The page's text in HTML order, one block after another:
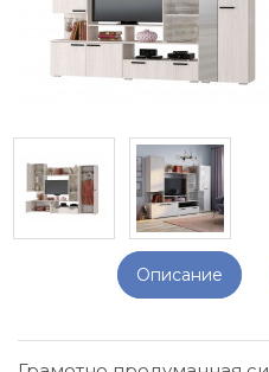
Описание